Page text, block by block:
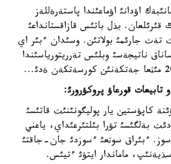
اؤدانئ اؤماعئندا پاستةرةللةز
11 920 كيئك قئرئلعان. بذل باتئس قازاقستانداعئ
تةث جارئمئ بولاتئن. وسئدان ءبئر اي
ناتيجةسئ وبلئس تةرريتورياسئندا
تابيعات قورعاؤ پروكؤرورئ:
كاپؤستين يار پوليگونئنئث قاتئسئ
بةلگئسئ تؤرا بئلتئرعئداي، ياعني
ءبئراق سوثعئ ءسوزدئ جان-جاقتئ
ماماندار ايتؤئ ءتيئس.